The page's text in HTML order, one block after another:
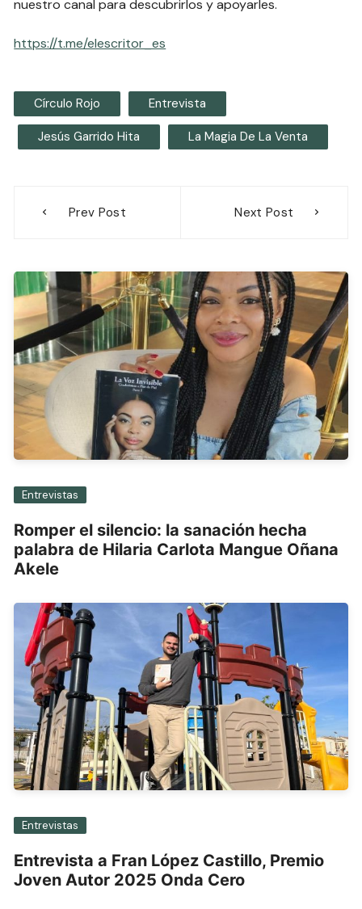
nuestro canal para descubrirlos y apoyarles.
https://t.me/elescritor_es
Círculo Rojo Entrevista
Jesús Garrido Hita La Magia De La Venta
Prev Post Next Post
Entrevistas
Romper el silencio: la sanación hecha
palabra de Hilaria Carlota Mangue Oñana
Akele
Entrevistas
Entrevista a Fran López Castillo, Premio
Joven Autor 2025 Onda Cero